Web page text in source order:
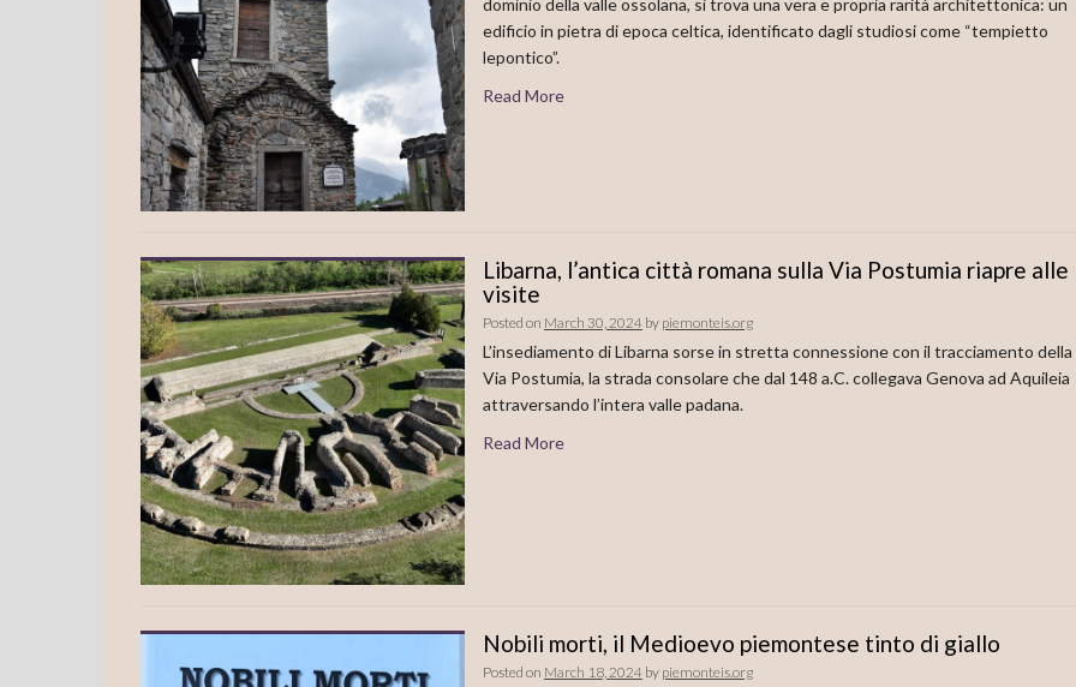
dominio della valle ossolana, si trova una vera e propria rarità architettonica: un
edificio in pietra di epoca celtica, identificato dagli studiosi come “tempietto
lepontico”.
Read More
Libarna, l’antica città romana sulla Via Postumia riapre alle
visite
Posted on March 30, 2024 by piemonteis.org
L’insediamento di Libarna sorse in stretta connessione con il tracciamento della
Via Postumia, la strada consolare che dal 148 a.C. collegava Genova ad Aquileia
attraversando l’intera valle padana.
Read More
Nobili morti, il Medioevo piemontese tinto di giallo
Posted on March 18, 2024 by piemonteis.org